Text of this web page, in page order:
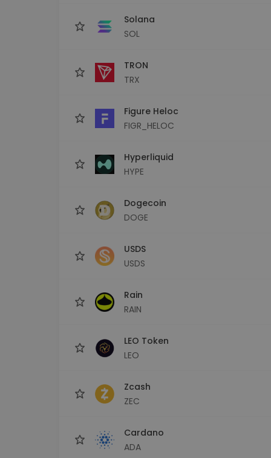
Solana
SOL
TRON
TRX
Figure Heloc
FIGR_HELOC
Hyperliquid
HYPE
Dogecoin
DOGE
USDS
USDS
Rain
RAIN
LEO Token
LEO
Zcash
ZEC
Cardano
ADA